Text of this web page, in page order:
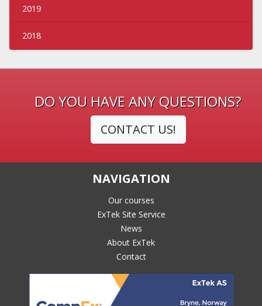
2019
2018
DO YOU HAVE ANY QUESTIONS?
CONTACT US!
NAVIGATION
Our courses
ExTek Site Service
News
About ExTek
Contact